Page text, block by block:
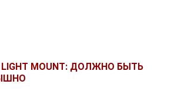
частью компьютеров
Более того,
эволюционировать.
часто имеют
такие как
LIGHT MOUNT: ДОЛЖНО БЫТЬ